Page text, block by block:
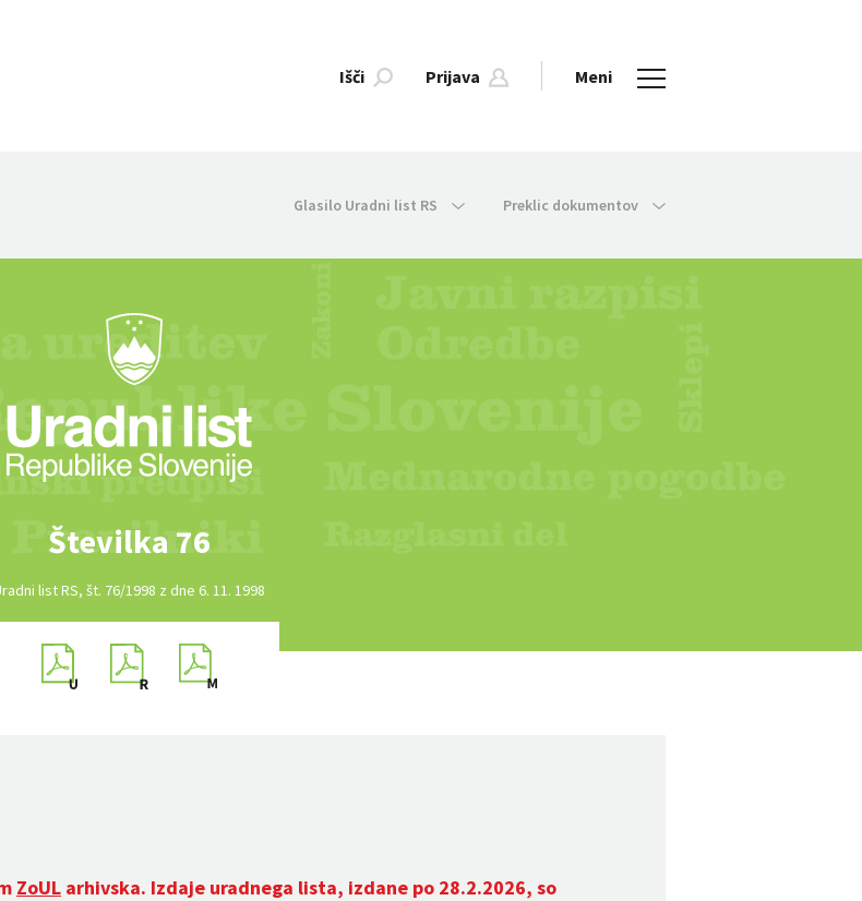
Išči Prijava Meni
Glasilo Uradni list RS Preklic dokumentov
Številka 76
list RS, št. 76/1998 z dne 6. 11. 1998
ZoUL arhivska. Izdaje uradnega lista, izdane po 28.2.2026, so